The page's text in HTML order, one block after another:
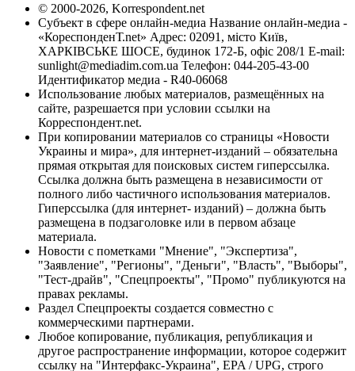
© 2000-2026, Korrespondent.net
Субъект в сфере онлайн-медиа Название онлайн-медиа -
«КореспонденТ.net» Адрес: 02091, місто Київ,
ХАРКІВСЬКЕ ШОСЕ, будинок 172-Б, офіс 208/1 E-mail:
sunlight@mediadim.com.ua Телефон: 044-205-43-00
Идентификатор медиа - R40-06068
Использование любых материалов, размещённых на
сайте, разрешается при условии ссылки на
Корреспондент.net.
При копировании материалов со страницы «Новости
Украины и мира», для интернет-изданий – обязательна
прямая открытая для поисковых систем гиперссылка.
Ссылка должна быть размещена в независимости от
полного либо частичного использования материалов.
Гиперссылка (для интернет- изданий) – должна быть
размещена в подзаголовке или в первом абзаце
материала.
Новости с пометками "Мнение", "Экспертиза",
"Заявление", "Регионы", "Деньги", "Власть", "Выборы",
"Тест-драйв", "Спецпроекты", "Промо" публикуются на
правах рекламы.
Раздел Спецпроекты создается совместно с
коммерческими партнерами.
Любое копирование, публикация, републикация и
другое распространение информации, которое содержит
ссылку на "Интерфакс-Украина", EPA / UPG, строго